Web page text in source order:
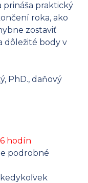
prináša praktický
roka, ako
zostaviť
dôležité body v
PhD., daňový
6 hodín
podrobné